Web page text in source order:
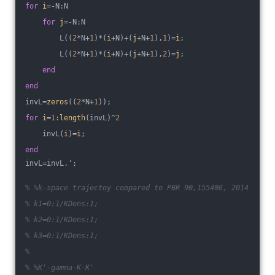
for i=-N:N
for j=-N:N
L(( 2*N+1)*( i+N)+( j+N+1), 1)=i;
L(( 2*N+1)*( i+N)+( j+N+1), 2)=j ;
end
end
invL=zeros (( 2*N+1));
for i=1 : length(invL)^2
invL( i)=i;
end
invL=invL.';
% %k-space trajectoy compared to PBR 90,155406, 2014
% k1=0:1/KDens:1;
% k2=0:1/KDens:1;
% k3=0:1/KDens:1;
%
% %K'-gamma-K-K'